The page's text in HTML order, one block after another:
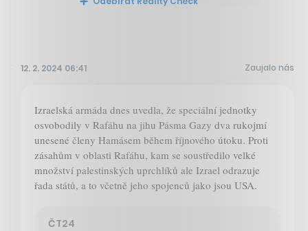
12. 2. 2024 06:41 Zaujalo nás
Izraelská armáda dnes uvedla, že speciální jednotky
osvobodily v Rafáhu na jihu Pásma Gazy dva rukojmí
unesené členy Hamásem během říjnového útoku. Proti
zásahům v oblasti Rafáhu, kam se soustředilo velké
množství palestinských uprchlíků ale Izrael odrazuje
řada států, a to včetně jeho spojenců jako jsou USA.
ČT24